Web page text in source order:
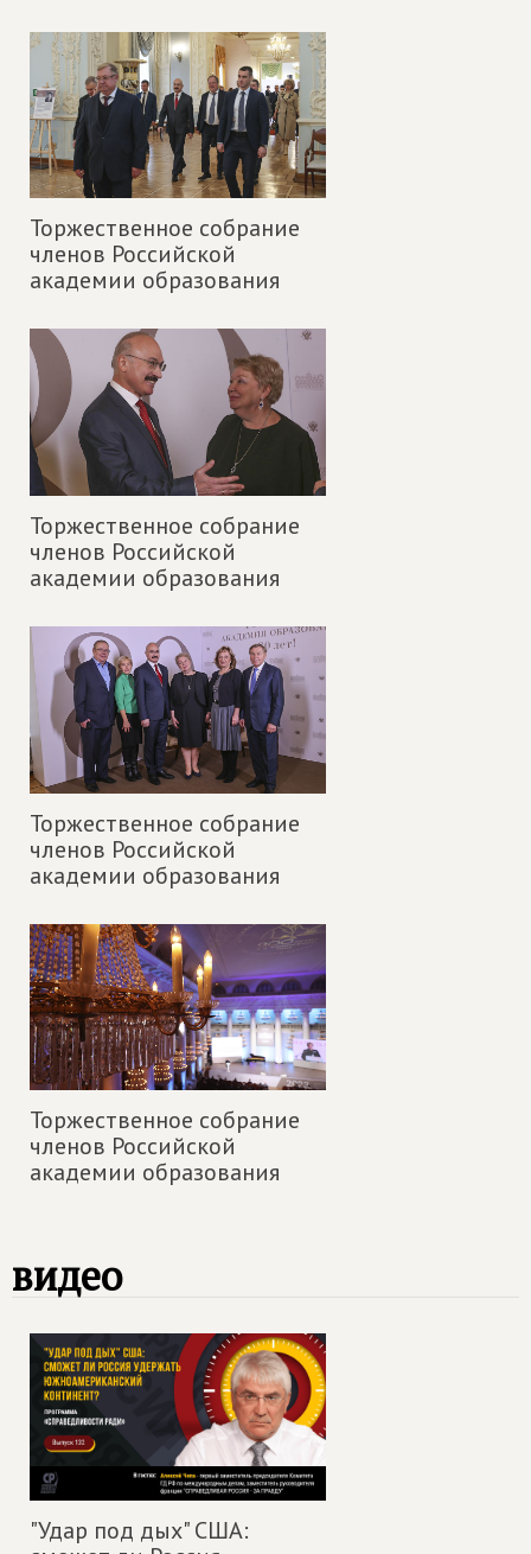
Торжественное собрание
членов Российской
академии образования
Торжественное собрание
членов Российской
академии образования
Торжественное собрание
членов Российской
академии образования
Торжественное собрание
членов Российской
академии образования
видео
"Удар под дых" США: